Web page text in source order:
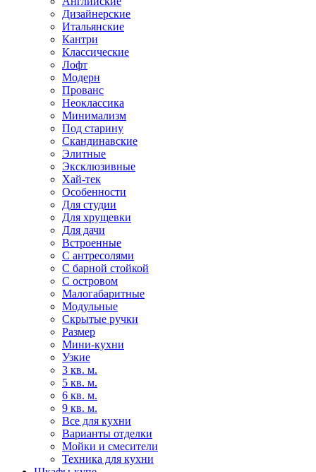
Дизайнерские
Итальянские
Кантри
Классические
Лофт
Модерн
Прованс
Неоклассика
Минимализм
Под старину
Скандинавские
Элитные
Эксклюзивные
Хай-тек
Особенности
Для студии
Для хрущевки
Для дачи
Встроенные
С антресолями
С барной стойкой
С островом
Малогабаритные
Модульные
Скрытые ручки
Размер
Мини-кухни
Узкие
3 кв. м.
5 кв. м.
6 кв. м.
9 кв. м.
Все для кухни
Варианты отделки
Мойки и смесители
Техника для кухни